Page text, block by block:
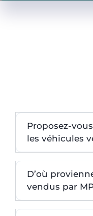
Proposez-
les véhicules
D’où
vendus par